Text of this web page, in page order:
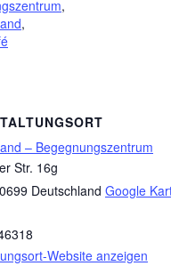
,
,
– Begegnungszentrum
Str. 16g
Deutschland Google
Website anzeigen